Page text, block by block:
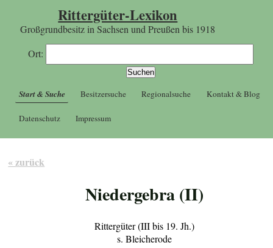
Rittergüter-Lexikon
Großgrundbesitz in Sachsen und Preußen bis 1918
Ort:
Start & Suche Besitzersuche Regionalsuche Kontakt & Blog
Datenschutz Impressum
« zurück
Niedergebra (II)
Rittergüter (III bis 19. Jh.)
s. Bleicherode